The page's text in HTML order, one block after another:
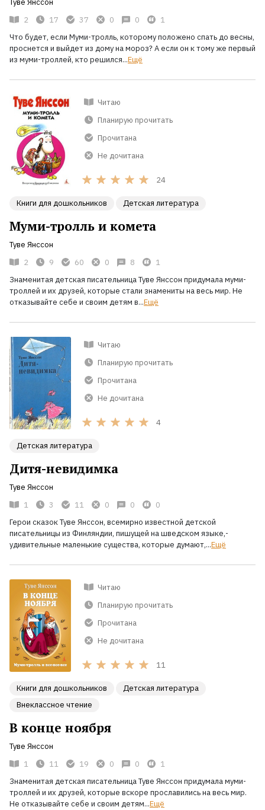
Туве Янссон
2
17 37 0 0
1
Что будет, если Муми-тролль, которому положено спать до весны,
проснется и выйдет из дому на мороз? А если он к тому же первый
из муми-троллей, кто решился...Ещё
Читаю
Планирую прочитать
Прочитана
Не дочитана
24
Книги для дошкольников Детская литература
Муми-тролль и комета
Туве Янссон
2
9 60 0 8
1
Знаменитая детская писательница Туве Янссон придумала муми-
троллей и их друзей, которые стали знамениты на весь мир. Не
отказывайте себе и своим детям в...Ещё
Читаю
Планирую прочитать
Прочитана
Не дочитана
4
Детская литература
Дитя-невидимка
Туве Янссон
1
3 11 0 0
0
Герои сказок Туве Янссон, всемирно известной детской
писательницы из Финляндии, пишущей на шведском языке,-
удивительные маленькие существа, которые думают,...Ещё
Читаю
Планирую прочитать
Прочитана
Не дочитана
11
Книги для дошкольников
Детская литература
Внеклассное чтение
В конце ноября
Туве Янссон
1
11 19 0 0
1
Знаменитая детская писательница Туве Янссон придумала муми-
троллей и их друзей, которые вскоре прославились на весь мир.
Не отказывайте себе и своим детям...Ещё